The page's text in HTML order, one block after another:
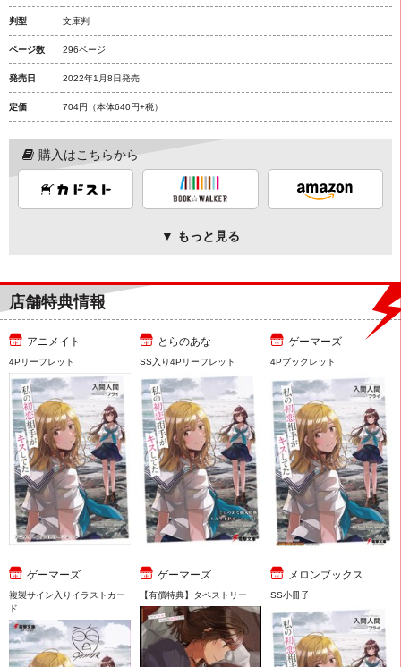
判型 文庫判
ページ数 296ページ
発売日 2022年1月8日発売
定価 704円 （本体640円+税）
購入はこちらから
▼ もっと見る
店舗特典情報
アニメイト
4Pリーフレット
とらのあな
SS入り4Pリーフレット
ゲーマーズ
4Pブックレット
ゲーマーズ
複製サイン入りイラストカー
ド
ゲーマーズ
【有償特典】タペストリー
メロンブックス
SS小冊子